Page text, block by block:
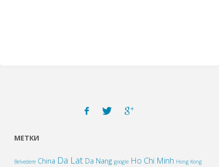
МЕТКИ
Belvedere China Da Lat Da Nang google Ho Chi Minh Hong Kong